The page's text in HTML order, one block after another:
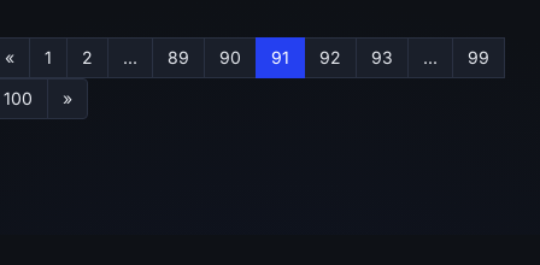
«Первая
1 2 ... 89 90 91 92 93 ...
99
100
»Последняя